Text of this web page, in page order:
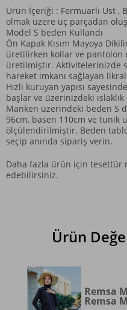
Ürün İçeriği : Fermuarlı Üst ,
olmak üzere üç parçadan
Model S beden Kullandı
Ön Kapak Kısım Mayoya
üretilirken kollar ve pantolon
üretilmiştir. Aktivitelerinizde
hareket imkanı sağlayan
Hızlı kuruyan yapısı
başlar ve üzerinizdeki
Manken üzerindeki beden S
96cm, basen 110cm ve tunik
ölçülendirilmiştir. Beden
seçip anında sipariş verin.
Daha fazla ürün için tesettür
edebilirsiniz.
Ürün
Remsa